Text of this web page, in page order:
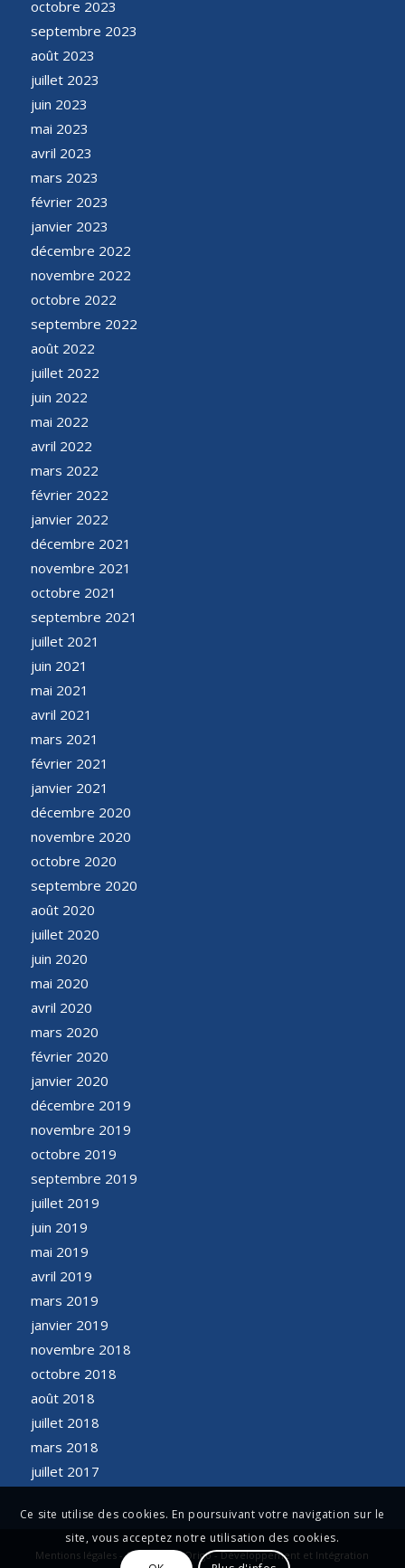
octobre 2023
septembre 2023
août 2023
juillet 2023
juin 2023
mai 2023
avril 2023
mars 2023
février 2023
janvier 2023
décembre 2022
novembre 2022
octobre 2022
septembre 2022
août 2022
juillet 2022
juin 2022
mai 2022
avril 2022
mars 2022
février 2022
janvier 2022
décembre 2021
novembre 2021
octobre 2021
septembre 2021
juillet 2021
juin 2021
mai 2021
avril 2021
mars 2021
février 2021
janvier 2021
décembre 2020
novembre 2020
octobre 2020
septembre 2020
août 2020
juillet 2020
juin 2020
mai 2020
avril 2020
mars 2020
février 2020
janvier 2020
décembre 2019
novembre 2019
octobre 2019
septembre 2019
juillet 2019
juin 2019
mai 2019
avril 2019
mars 2019
janvier 2019
novembre 2018
octobre 2018
août 2018
juillet 2018
mars 2018
juillet 2017
Mentions légales - Conception Origo - Développement et Intégration
Ce site utilise des cookies. En poursuivant votre navigation sur le
site, vous acceptez notre utilisation des cookies.